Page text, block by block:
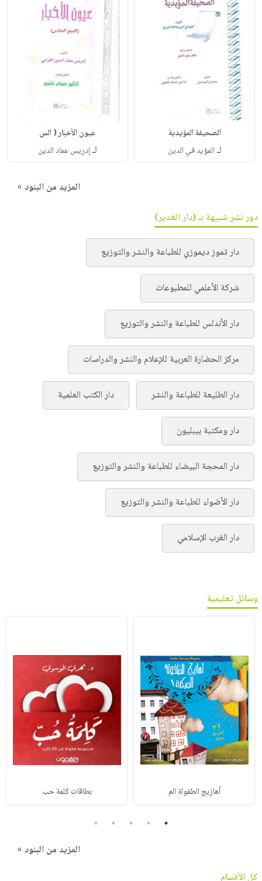
الصحيفة المؤيدية
لـ المؤيد في الدين
عيون الأخبار ( الس
لـإدريس عماد الدين
المزيد من البنود »
دور نشر شبيهة بـ (دار الغدير)
دار تموز ديموزي للطباعة والنشر والتوزيع
شركة الأعلمي للمطبوعات
دار الأندلس للطباعة والنشر والتوزيع
مركز الحضارة العربية للإعلام والنشر والدراسات
دار الطليعة للطباعة والنشر دار الكتب العلمية
دار ومكتبة بيبليون
دار المحجة البيضاء للطباعة والنشر والتوزيع
دار الأضواء للطباعة والنشر والتوزيع
دار الغرب الإسلامي
وسائل تعليمية
أهازيج الطفولة الم بطاقات كلمة حب
1
2
3
4
5
المزيد من البنود »
كل الأقسام